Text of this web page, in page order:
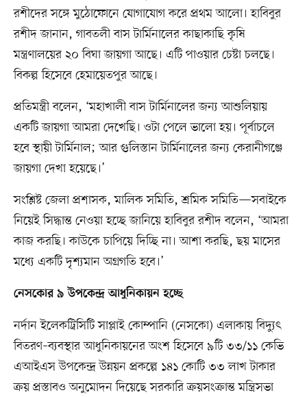
রশীদের সঙ্গে মুঠোফোনে যোগাযোগ করে প্রথম আলো। হাবিবুর
রশীদ জানান, গাবতলী বাস টার্মিনালের কাছাকাছি কৃষি
মন্ত্রণালয়ের ২০ বিঘা জায়গা আছে। এটি পাওয়ার চেষ্টা চলছে।
বিকল্প হিসেবে হেমায়েতপুর আছে।
প্রতিমন্ত্রী বলেন, ‘মহাখালী বাস টার্মিনালের জন্য আশুলিয়ায়
একটি জায়গা আমরা দেখেছি। ওটা পেলে ভালো হয়। পূর্বাচলে
হবে স্থায়ী টার্মিনাল; আর গুলিস্তান টার্মিনালের জন্য কেরানীগঞ্জে
জায়গা দেখা হয়েছে।’
সংশ্লিষ্ট জেলা প্রশাসক, মালিক সমিতি, শ্রমিক সমিতি—সবাইকে
নিয়েই সিদ্ধান্ত নেওয়া হচ্ছে জানিয়ে হাবিবুর রশীদ বলেন, ‘আমরা
কাজ করছি। কাউকে চাপিয়ে দিচ্ছি না। আশা করছি, ছয় মাসের
মধ্যে একটি দৃশ্যমান অগ্রগতি হবে।’
নেসকোর ৯ উপকেন্দ্র আধুনিকায়ন হচ্ছে
নর্দান ইলেকট্রিসিটি সাপ্লাই কোম্পানি (নেসকো) এলাকায় বিদ্যুৎ
বিতরণ–ব্যবস্থার আধুনিকায়নের অংশ হিসেবে ৯টি ৩৩/১১ কেভি
এআইএস উপকেন্দ্র উন্নয়ন প্রকল্পে ১৪১ কোটি ৩৩ লাখ টাকার
ক্রয় প্রস্তাবও অনুমোদন দিয়েছে সরকারি ক্রয়সংক্রান্ত মন্ত্রিসভা